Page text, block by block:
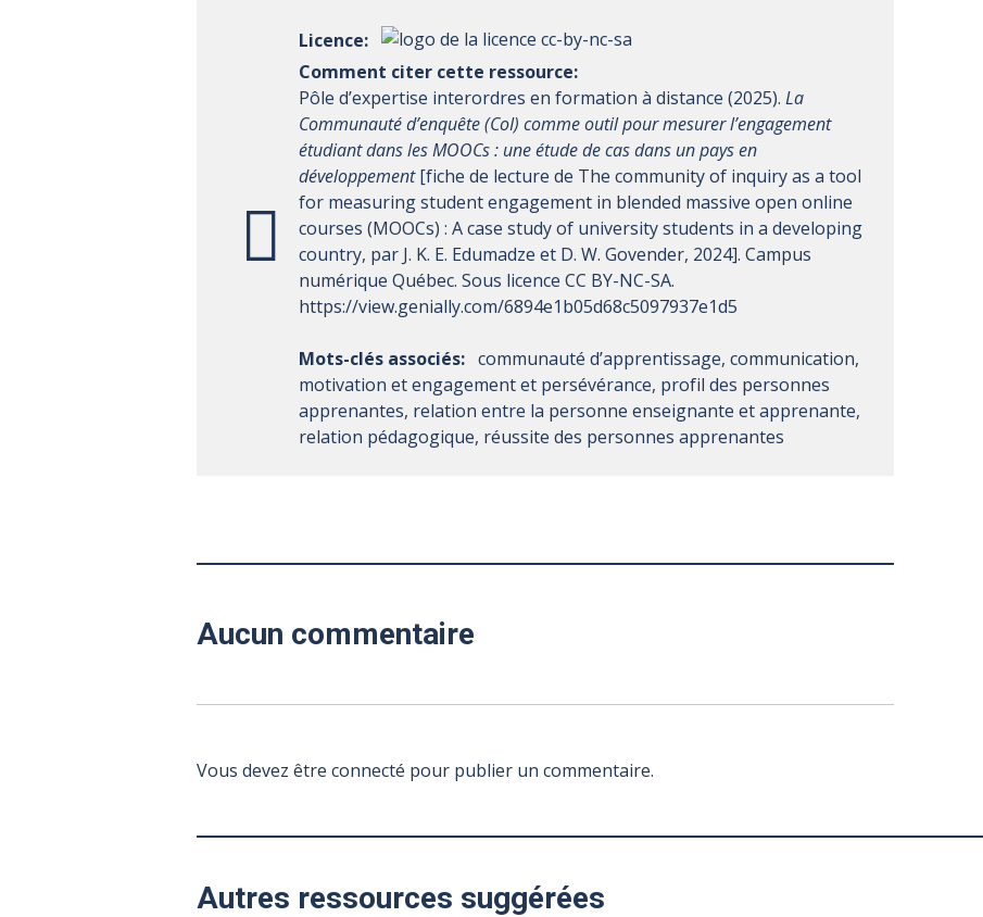
Licence:
Comment citer cette ressource:
Pôle d’expertise interordres en formation à distance (2025). La
Communauté d’enquête (CoI) comme outil pour mesurer l’engagement
étudiant dans les MOOCs : une étude de cas dans un pays en
développement[fiche de lecture de The community of inquiry as a tool
for measuring student engagement in blended massive open online
courses (MOOCs) : A case study of university students in a developing
country, par J. K. E. Edumadze et D. W. Govender, 2024]. Campus
numérique Québec. Sous licence CC BY-NC-SA.
https://view.genially.com/6894e1b05d68c5097937e1d5
Mots-clés associés: communauté d’apprentissage, communication,
motivation et engagement et persévérance, profil des personnes
apprenantes, relation entre la personne enseignante et apprenante,
relation pédagogique, réussite des personnes apprenantes
Aucun commentaire
Vous devez être connecté pour publier un commentaire.
Autres ressources suggérées